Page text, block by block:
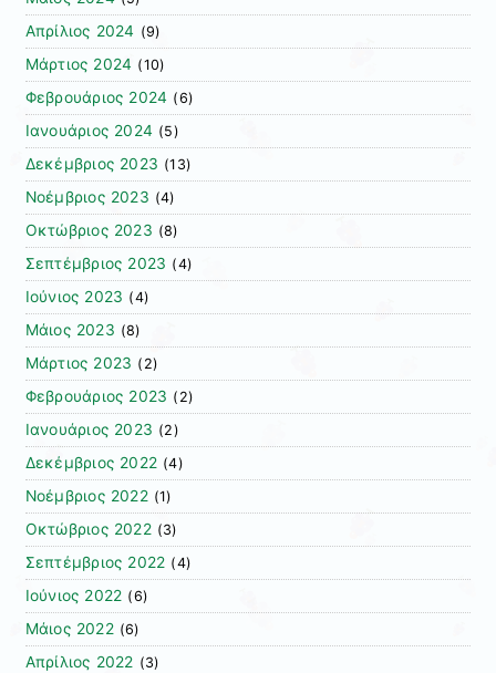
Απρίλιος 2024 (9)
Μάρτιος 2024 (10)
Φεβρουάριος 2024 (6)
Ιανουάριος 2024 (5)
Δεκέμβριος 2023 (13)
Νοέμβριος 2023 (4)
Οκτώβριος 2023 (8)
Σεπτέμβριος 2023 (4)
Ιούνιος 2023 (4)
Μάιος 2023 (8)
Μάρτιος 2023 (2)
Φεβρουάριος 2023 (2)
Ιανουάριος 2023 (2)
Δεκέμβριος 2022 (4)
Νοέμβριος 2022(1)
Οκτώβριος 2022(3)
Σεπτέμβριος 2022 (4)
Ιούνιος 2022 (6)
Μάιος 2022(6)
Απρίλιος 2022 (3)